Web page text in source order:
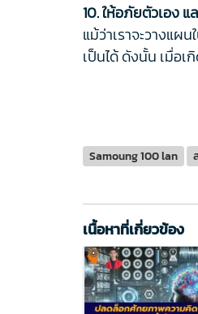
10. ให้อภัยตัวเอง แ
แม้ว่าเราจะวางแผ
เป็นได้ ดังนั้น เมื่อ
Samoung 100 lan
เนื้อหาที่เกี่ยวข้อง